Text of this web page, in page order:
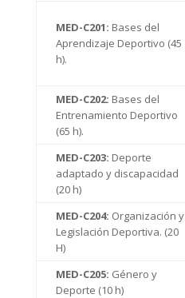
MED-C201: Bases del
Aprendizaje Deportivo (45
h).
MED-C202: Bases del
Entrenamiento Deportivo
(65 h).
MED-C203: Deporte
adaptado y discapacidad
(20 h)
MED-C204: Organización y
Legislación Deportiva. (20
H)
MED-C205: Género y
Deporte (10 h)